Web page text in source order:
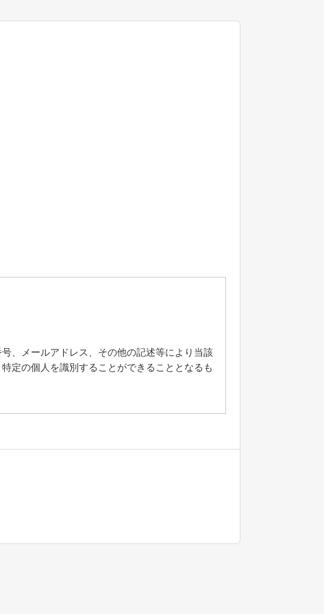
、メールアドレス、その他の記述等により当該
定の個人を識別することができることとなるも
。
とはありません。その他の理由により個人情報
ことはありません。ただし、次の場合はこの限